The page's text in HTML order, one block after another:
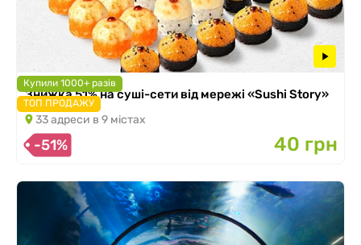
Купили 1000+ разів
ТОП ПРОДАЖУ
Знижка 51% на суші-сети від мережі «Sushi Story»
33 адреси в 9 містах
-51% 40 грн